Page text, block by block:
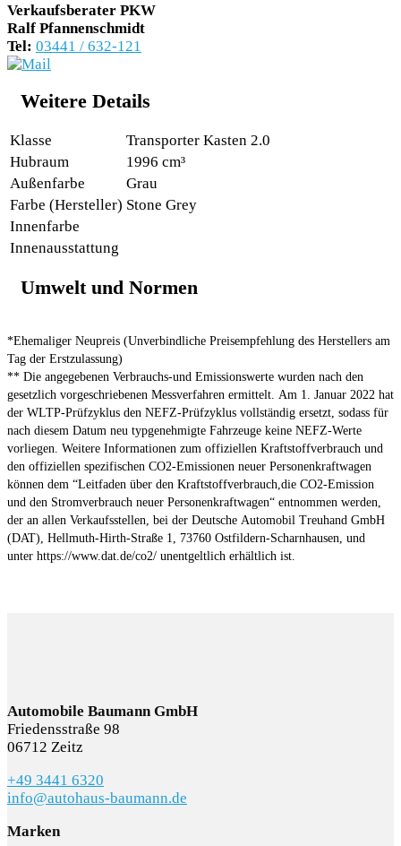
Verkaufsberater PKW
Ralf Pfannenschmidt
Tel: 03441 / 632-121
Weitere Details
Klasse
Transporter Kasten 2.0
Hubraum
1996 cm³
Außenfarbe
Grau
Farbe (Hersteller) Stone Grey
Innenfarbe
Innenausstattung
Umwelt und Normen
*Ehemaliger Neupreis (Unverbindliche Preisempfehlung des Herstellers am
Tag der Erstzulassung)
** Die angegebenen Verbrauchs-und Emissionswerte wurden nach den
gesetzlich vorgeschriebenen Messverfahren ermittelt. Am 1. Januar 2022 hat
der WLTP-Prüfzyklus den NEFZ-Prüfzyklus vollständig ersetzt, sodass für
nach diesem Datum neu typgenehmigte Fahrzeuge keine NEFZ-Werte
vorliegen. Weitere Informationen zum offiziellen Kraftstoffverbrauch und
den offiziellen spezifischen CO2-Emissionen neuer Personenkraftwagen
können dem “Leitfaden über den Kraftstoffverbrauch,die CO2-Emission
und den Stromverbrauch neuer Personenkraftwagen“ entnommen werden,
der an allen Verkaufsstellen, bei der Deutsche Automobil Treuhand GmbH
(DAT), Hellmuth-Hirth-Straße 1, 73760 Ostfildern-Scharnhausen, und
unter https://www.dat.de/co2/ unentgeltlich erhältlich ist.
Automobile Baumann GmbH
Friedensstraße 98
06712 Zeitz
+49 3441 6320
info@autohaus-baumann.de
Marken